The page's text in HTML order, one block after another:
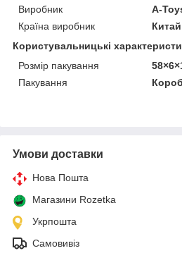
Виробник
A-
Країна виробник
Китай
Користувальницькі
Розмір пакування
Пакування
Умови доставки
Нова Пошта
Магазини Rozetka
Укрпошта
Самовивіз